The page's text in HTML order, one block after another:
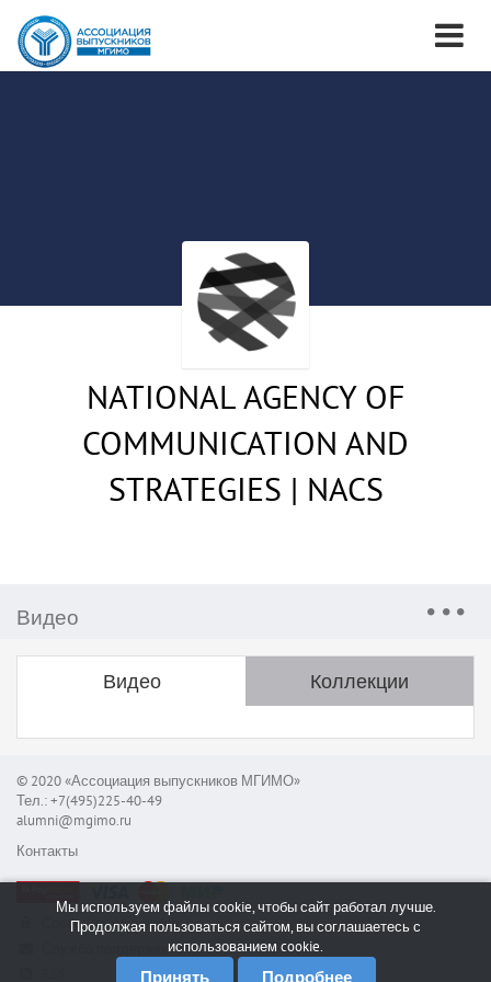
NATIONAL AGENCY OF
COMMUNICATION AND
STRATEGIES | NACS
Видео
Видео Коллекции
© 2020 «Ассоциация выпускников МГИМО»
Тел.: +7(495)225-40-49
alumni@mgimo.ru
Контакты
Сообщить об ошибке
Мы используем файлы cookie, чтобы сайт работал лучше.
Продолжая пользоваться сайтом, вы соглашаетесь с
использованием cookie.
Принять Подробнее